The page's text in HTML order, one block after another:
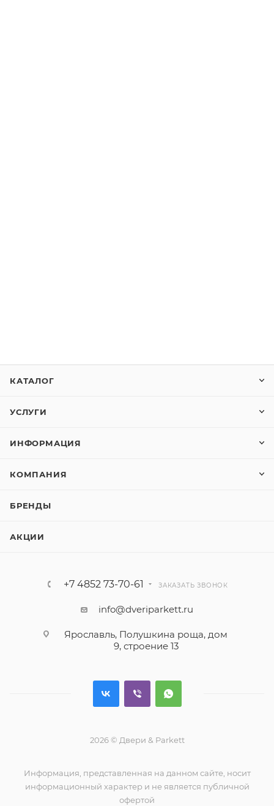
КАТАЛОГ
УСЛУГИ
ИНФОРМАЦИЯ
КОМПАНИЯ
БРЕНДЫ
АКЦИИ
+7 4852 73-70-61 ЗАКАЗАТЬ ЗВОНОК
info@dveriparkett.ru
Ярославль, Полушкина роща, дом
9, строение 13
2026 © Двери & Parkett
Информация, представленная на данном сайте, носит
информационный характер и не является публичной
офертой